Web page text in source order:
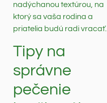
nadýchanou textúrou, na
ktorý sa vaša rodina a
priatelia budú radi vracať.
Tipy na
správne
pečenie